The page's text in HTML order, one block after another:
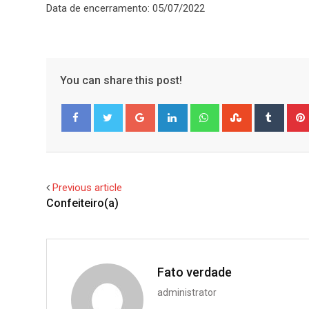
Data de encerramento: 05/07/2022
You can share this post!
Google+ LinkedIn WhatsappStumbleUpon
Tumblr
Previous article
Confeiteiro(a)
Fato verdade
administrator